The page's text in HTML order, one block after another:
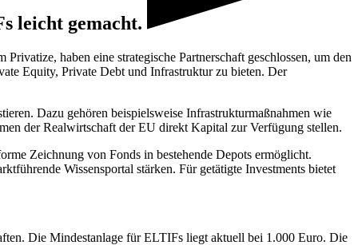
leicht gemacht.
haben eine strategische Partnerschaft geschlossen, um den
Equity, Private Debt und Infrastruktur zu bieten. Der
Dazu gehören beispielsweise Infrastrukturmaßnahmen wie
der Realwirtschaft der EU direkt Kapital zur Verfügung stellen.
Zeichnung von Fonds in bestehende Depots ermöglicht.
Wissensportal stärken. Für getätigte Investments bietet
Die Mindestanlage für ELTIFs liegt aktuell bei 1.000 Euro. Die